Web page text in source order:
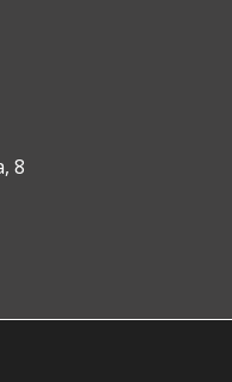
8
DE COOKIES RGPD